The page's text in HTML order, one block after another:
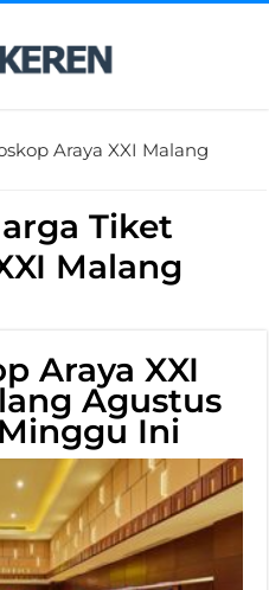
Araya XXI Malang
Tiket
Malang
Araya XXI
Agustus
Ini